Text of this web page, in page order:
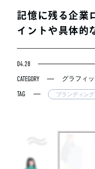
記憶に残る企業
イントや具体的
04.28
CATEGORY
グラフィッ
TAG ブランディング